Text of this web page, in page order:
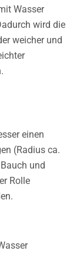
Wasser
wird die
weicher und
einen
(Radius ca.
und
Rolle